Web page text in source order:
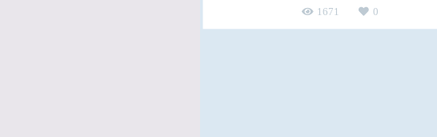
1671 0